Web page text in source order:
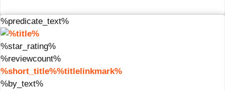
%predicate_text%
%star_rating%
%reviewcount%
%short_title%%titlelinkmark%
%by_text%